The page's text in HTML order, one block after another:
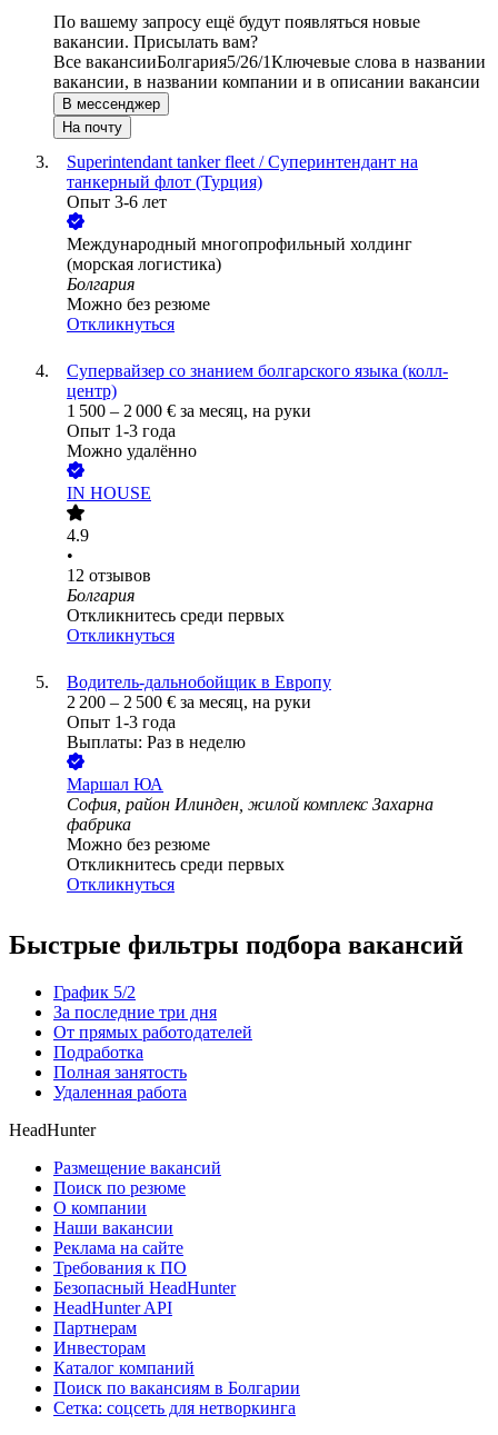
По вашему запросу ещё будут появляться новые
вакансии. Присылать вам?
Все вакансииБолгария5/26/1Ключевые слова в названии
вакансии, в названии компании и в описании вакансии
В мессенджер
На почту
Superintendant tanker fleet / Суперинтендант на
танкерный флот (Турция)
Опыт 3-6 лет
Международный многопрофильный холдинг
(морская логистика)
Болгария
Можно без резюме
Откликнуться
Супервайзер со знанием болгарского языка (колл-
центр)
1 500 – 2 000 € за месяц, на руки
Опыт 1-3 года
Можно удалённо
IN HOUSE
4.9
•
12 отзывов
Болгария
Откликнитесь среди первых
Откликнуться
Водитель-дальнобойщик в Европу
2 200 – 2 500 € за месяц, на руки
Опыт 1-3 года
Выплаты: Раз в неделю
Маршал ЮА
София, район Илинден, жилой комплекс Захарна
фабрика
Можно без резюме
Откликнитесь среди первых
Откликнуться
Быстрые фильтры подбора вакансий
График 5/2
За последние три дня
От прямых работодателей
Подработка
Полная занятость
Удаленная работа
HeadHunter
Размещение вакансий
Поиск по резюме
О компании
Наши вакансии
Реклама на сайте
Требования к ПО
Безопасный HeadHunter
HeadHunter API
Партнерам
Инвесторам
Каталог компаний
Поиск по вакансиям в Болгарии
Сетка: соцсеть для нетворкинга